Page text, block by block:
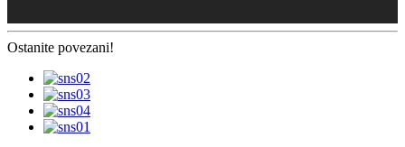
Ostanite povezani!